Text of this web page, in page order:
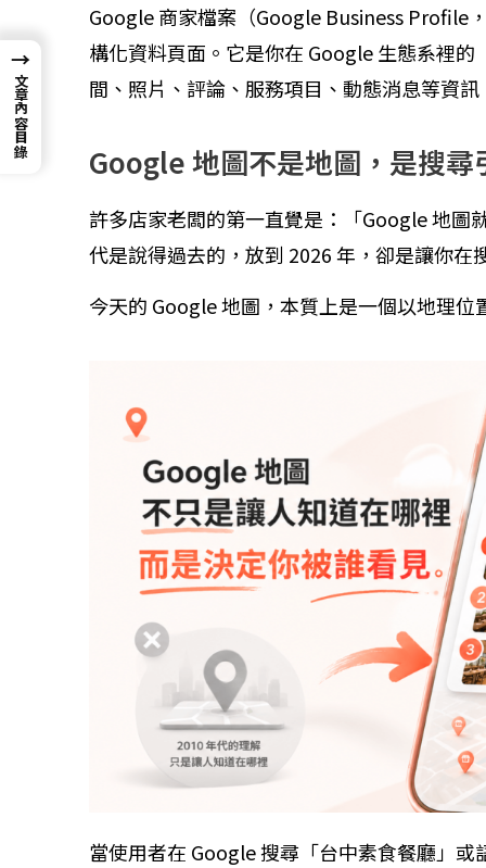
Google 商家檔案（Google Business Profile
構化資料頁面。它是你在 Google 生態系裡
間、照片、評論、服務項目、動態消息等資訊
Google 地圖不是地圖，是搜尋
許多店家老闆的第一直覺是：「Google 地圖
代是說得過去的，放到 2026 年，卻是讓你在
今天的 Google 地圖，本質上是一個以地理位
當使用者在 Google 搜尋「台中素食餐廳」
→
文章內容目錄